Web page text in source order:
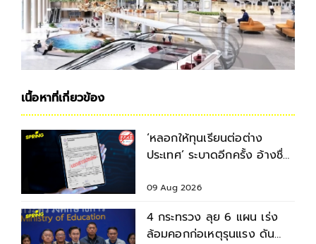
เนื้อหาที่เกี่ยวข้อง
‘หลอกให้ทุนเรียนต่อต่าง
ประเทศ’ ระบาดอีกครั้ง อ้างชื่อ
ล็กเมล
09 Aug 2026
4 กระทรวง ลุย 6 แผน เร่ง
ล้อมคอกก่อเหตุรุนแรง ดัน